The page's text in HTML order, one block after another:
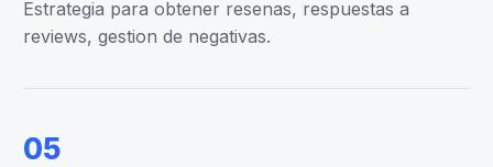
Estrategia para obtener resenas, respuestas a
reviews, gestion de negativas.
05